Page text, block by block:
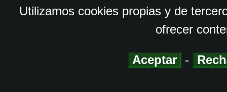
Utilizamos cookies propias y de
ofrecer
Aceptar -